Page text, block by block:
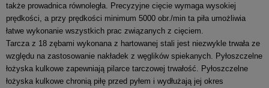
także prowadnica równoległa. Precyzyjne cięcie wymaga wysokiej
prędkości, a przy prędkości minimum 5000 obr./min ta piła umożliwia
łatwe wykonanie wszystkich prac związanych z cięciem.
Tarcza z 18 zębami wykonana z hartowanej stali jest niezwykle trwała ze
względu na zastosowanie nakładek z węglików spiekanych. Pyłoszczelne
łożyska kulkowe zapewniają pilarce tarczowej trwałość. Pyłoszczelne
łożyska kulkowe chronią piłę przed pyłem i wydłużają jej okres